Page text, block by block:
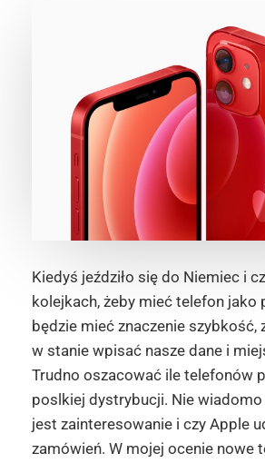
Kiedyś jeździło się do Niemiec i
kolejkach, żeby mieć telefon jako
będzie mieć znaczenie szybkość,
w stanie wpisać nasze dane i
Trudno oszacować ile telefonów
poslkiej dystrybucji. Nie wiadomo
jest zainteresowanie i czy Apple
zamówień. W mojej ocenie nowe